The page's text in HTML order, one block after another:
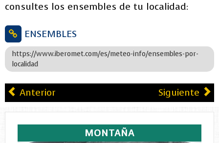
consultes los ensembles de tu localidad:
ENSEMBLES
https://www.iberomet.com/es/meteo-info/ensembles-por-
localidad
Anterior Siguiente
MONTAÑA